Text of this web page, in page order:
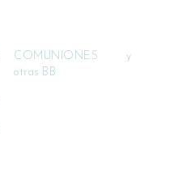
COMUNIONES y
otras BB